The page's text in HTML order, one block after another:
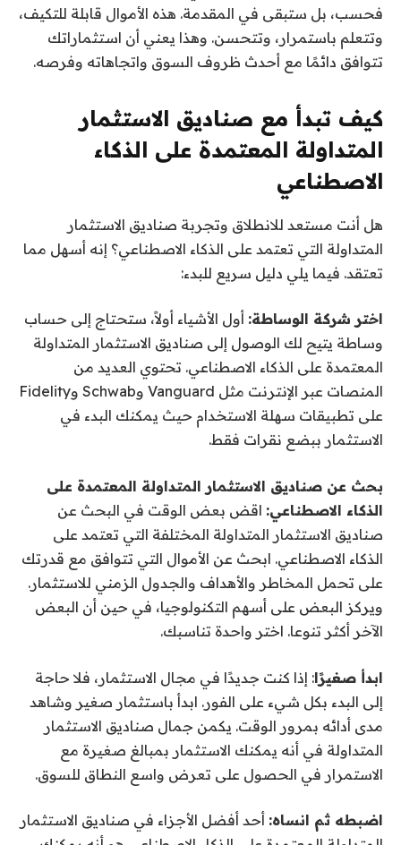
فحسب، بل ستبقى في المقدمة. هذه الأموال قابلة للتكيف،
وتتعلم باستمرار، وتتحسن. وهذا يعني أن استثماراتك
تتوافق دائمًا مع أحدث ظروف السوق واتجاهاته وفرصه.
كيف تبدأ مع صناديق الاستثمار
المتداولة المعتمدة على الذكاء
الاصطناعي
هل أنت مستعد للانطلاق وتجربة صناديق الاستثمار
المتداولة التي تعتمد على الذكاء الاصطناعي؟ إنه أسهل مما
تعتقد. فيما يلي دليل سريع للبدء:
اختر شركة الوساطة: أول الأشياء أولاً، ستحتاج إلى حساب
وساطة يتيح لك الوصول إلى صناديق الاستثمار المتداولة
المعتمدة على الذكاء الاصطناعي. تحتوي العديد من
المنصات عبر الإنترنت مثل Vanguard وSchwab وFidelity
على تطبيقات سهلة الاستخدام حيث يمكنك البدء في
الاستثمار ببضع نقرات فقط.
بحث عن صناديق الاستثمار المتداولة المعتمدة على
الذكاء الاصطناعي: اقض بعض الوقت في البحث عن
صناديق الاستثمار المتداولة المختلفة التي تعتمد على
الذكاء الاصطناعي. ابحث عن الأموال التي تتوافق مع قدرتك
على تحمل المخاطر والأهداف والجدول الزمني للاستثمار.
ويركز البعض على أسهم التكنولوجيا، في حين أن البعض
الآخر أكثر تنوعا. اختر واحدة تناسبك.
ابدأ صغيرًا: إذا كنت جديدًا في مجال الاستثمار، فلا حاجة
إلى البدء بكل شيء على الفور. ابدأ باستثمار صغير وشاهد
مدى أدائه بمرور الوقت. يكمن جمال صناديق الاستثمار
المتداولة في أنه يمكنك الاستثمار بمبالغ صغيرة مع
الاستمرار في الحصول على تعرض واسع النطاق للسوق.
اضبطه ثم انساه: أحد أفضل الأجزاء في صناديق الاستثمار